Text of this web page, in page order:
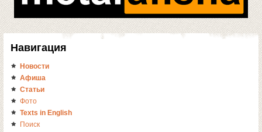
Навигация
Новости
Афиша
Статьи
Фото
Texts in English
Поиск